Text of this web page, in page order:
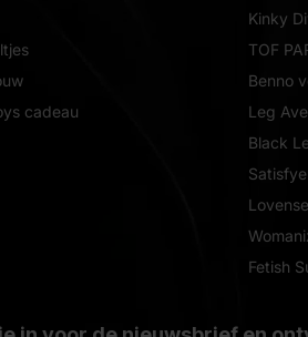
cadeau
Kinky
TOF
Benno
Leg
Black
Lovense
Fetish